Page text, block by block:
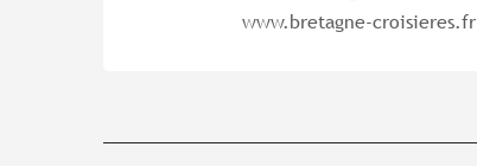
www.bretagne-croisieres.fr